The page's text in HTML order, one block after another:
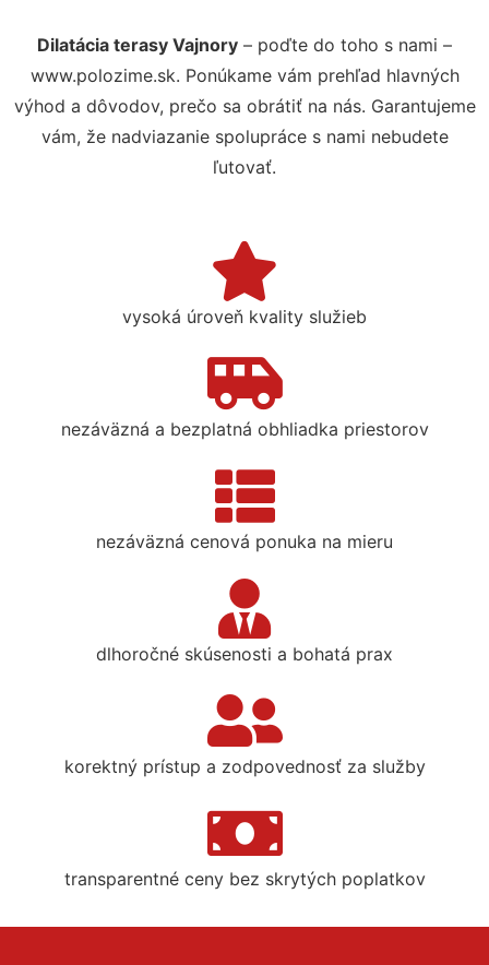
Dilatácia terasy Vajnory – poďte do toho s nami –
www.polozime.sk. Ponúkame vám prehľad hlavných
výhod a dôvodov, prečo sa obrátiť na nás. Garantujeme
vám, že nadviazanie spolupráce s nami nebudete
ľutovať.
vysoká úroveň kvality služieb
nezáväzná a bezplatná obhliadka priestorov
nezáväzná cenová ponuka na mieru
dlhoročné skúsenosti a bohatá prax
korektný prístup a zodpovednosť za služby
transparentné ceny bez skrytých poplatkov